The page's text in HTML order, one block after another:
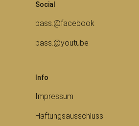
Social
bass.@facebook
bass.@youtube
Info
Impressum
Haftungsausschluss